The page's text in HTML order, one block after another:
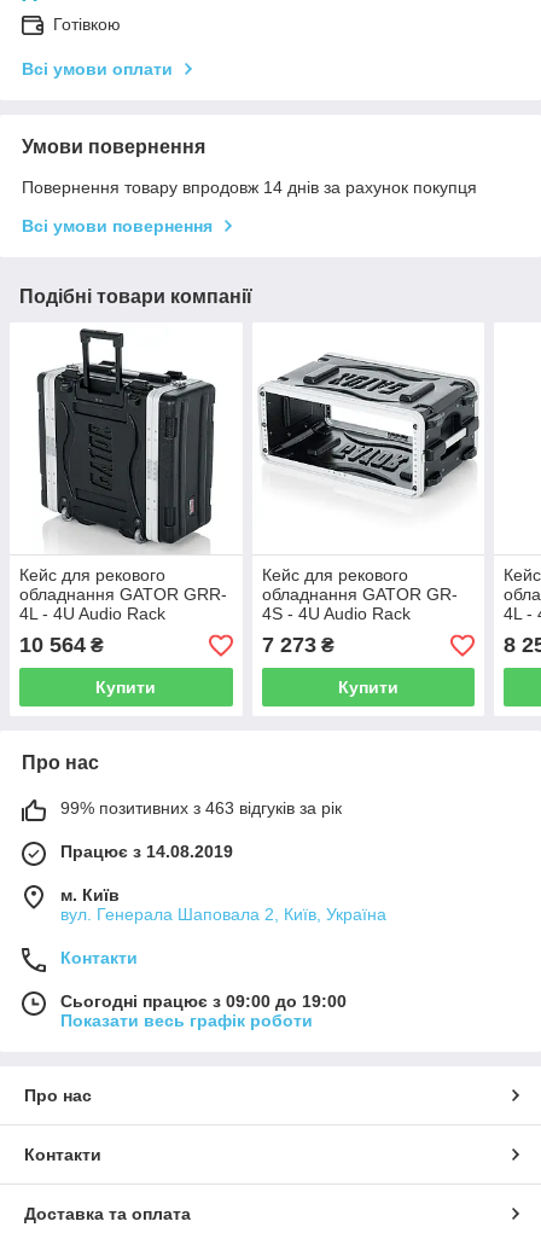
Готівкою
Всі умови оплати
Умови повернення
Повернення товару впродовж 14 днів за рахунок покупця
Всі умови повернення
Подібні товари компанії
Кейс для рекового
обладнання GATOR GRR-
4L - 4U Audio Rack
(Rolling)
10 564 ₴
Купити
Кейс для рекового
обладнання GATOR GR-
4S - 4U Audio Rack
(Shallow)
7 273₴
Купити
4L -
8
Про нас
99% позитивних з 463 відгуків за рік
Працює з 14.08.2019
м. Київ
вул. Генерала Шаповала 2, Київ, Україна
Контакти
Сьогодні працює з 09:00 до 19:00
Показати весь графік роботи
Про нас
Контакти
Доставка та оплата